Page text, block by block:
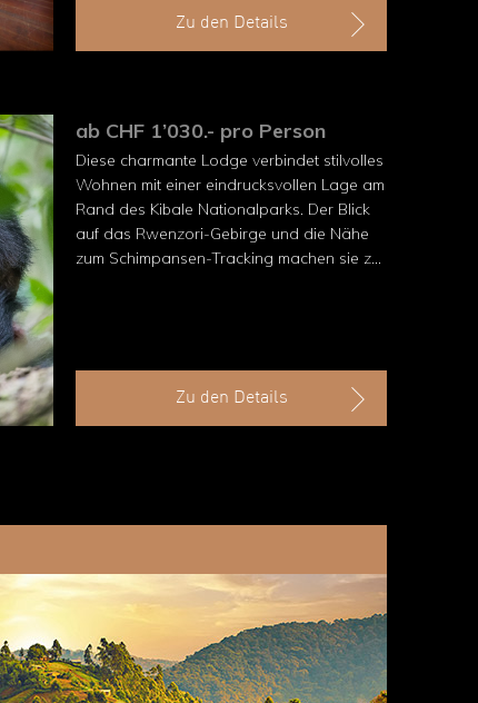
Zu den Details
ab CHF 1’030.- pro Person
Diese charmante Lodge verbindet stilvolles
Wohnen mit einer eindrucksvollen Lage am
Rand des Kibale Nationalparks. Der Blick
auf das Rwenzori-Gebirge und die Nähe
zum Schimpansen-Tracking machen sie zu
Zu den Details